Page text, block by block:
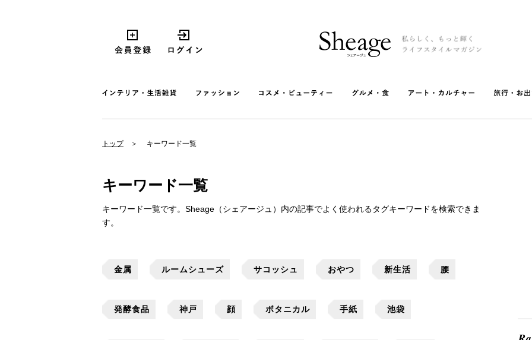
トップ キーワード一覧
キーワード一覧
キーワード一覧です。Sheage（シェアージュ）内の記事でよく使われるタグキーワードを検索できま
す。
金属 ルームシューズ サコッシュ おやつ 新生活 腰
発酵食品 神戸 顔 ボタニカル 手紙 池袋